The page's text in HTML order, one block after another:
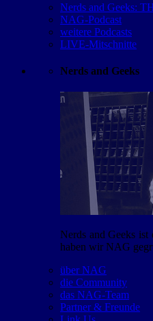
Nerds and Geeks:
NAG-Podcast
weitere Podcasts
LIVE-Mitschnitte
Nerds and Geeks
Nerds and Geeks
haben wir NAG
über NAG
die Community
das NAG-Team
Partner & Freunde